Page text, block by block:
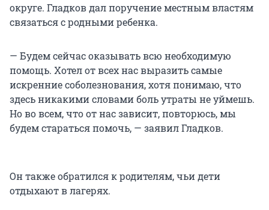
округе. Гладков дал поручение местным властям
связаться с родными ребенка.
— Будем сейчас оказывать всю необходимую
помощь. Хотел от всех нас выразить самые
искренние соболезнования, хотя понимаю, что
здесь никакими словами боль утраты не уймешь.
Но во всем, что от нас зависит, повторюсь, мы
будем стараться помочь, — заявил Гладков.
Он также обратился к родителям, чьи дети
отдыхают в лагерях.